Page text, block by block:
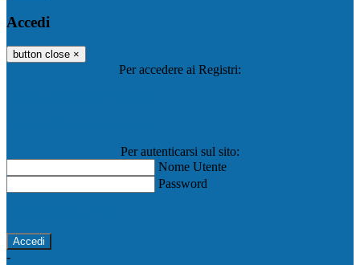
Accedi
button close ×
Per accedere ai Registri:
Per autenticarsi sul sito:
Nome Utente
Password
-